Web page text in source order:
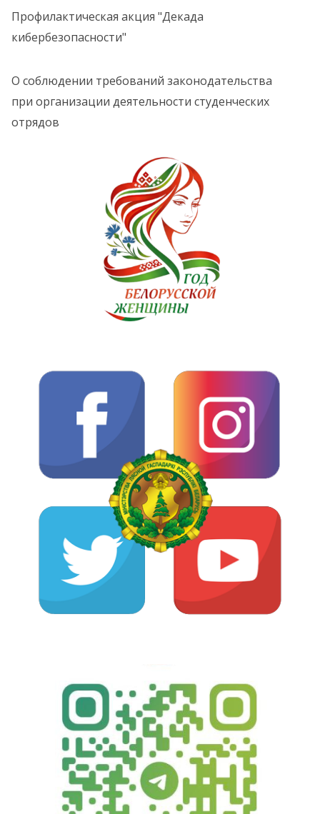
Профилактическая акция "Декада
кибербезопасности"
О соблюдении требований законодательства
при организации деятельности студенческих
отрядов